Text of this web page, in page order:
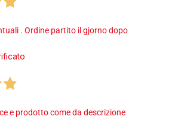
. Ordine partito il gjorno dopo
e prodotto come da descrizione